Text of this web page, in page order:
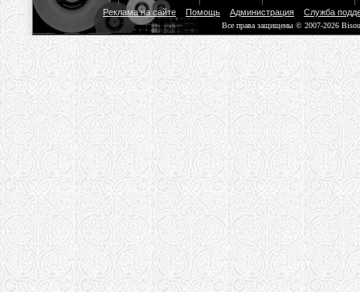
Реклама на сайте
Помощь Администрация Служба
Все права защищены © 2007-2026